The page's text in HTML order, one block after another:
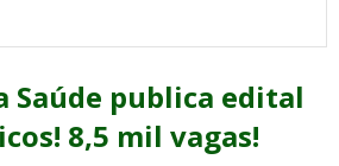
Saúde publica edital
8,5 mil vagas!